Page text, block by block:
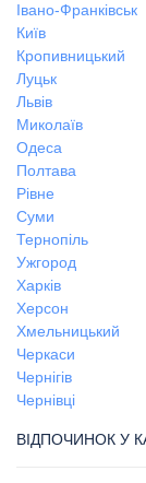
Івано-Франківськ
Київ
Кропивницький
Луцьк
Львів
Миколаїв
Одеса
Полтава
Рівне
Суми
Тернопіль
Ужгород
Харків
Херсон
Хмельницький
Черкаси
Чернігів
Чернівці
ВІДПОЧИНОК У